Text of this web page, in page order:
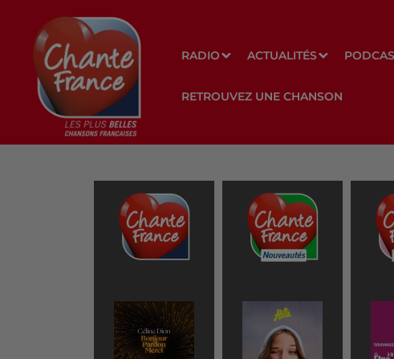
RADIO ACTUALITÉS
RETROUVEZ UNE CHANSON